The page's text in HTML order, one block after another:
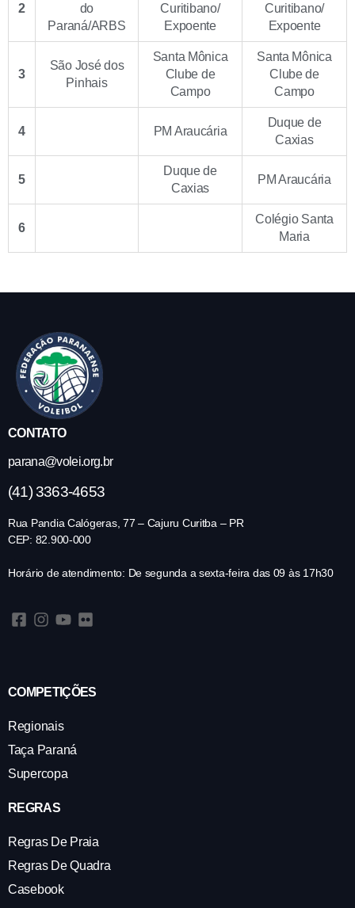
2
do
Paraná/ARBS
Curitibano/
Expoente
Curitibano/
Expoente
3
São José dos
Pinhais
Santa Mônica
Clube de
Campo
Santa Mônica
Clube de
Campo
4 PM Araucária
Duque de
Caxias
5
Duque de
Caxias
PM Araucária
6
Colégio Santa
Maria
CONTATO
parana@volei.org.br
(41) 3363-4653
Rua Pandia Calógeras, 77 – Cajuru Curitba – PR
CEP: 82.900-000
Horário de atendimento: De segunda a sexta-feira das 09 às 17h30
COMPETIÇÕES
Regionais
Taça Paraná
Supercopa
REGRAS
Regras De Praia
Regras De Quadra
Casebook